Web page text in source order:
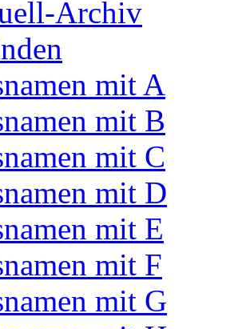
Archiv
mit A
mit B
mit C
mit D
mit E
mit F
mit G